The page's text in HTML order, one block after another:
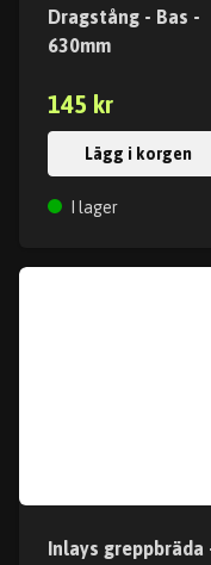
Dragstång - Bas -
630mm
145 kr
Lägg i korgen
I lager
Inlays greppbräda